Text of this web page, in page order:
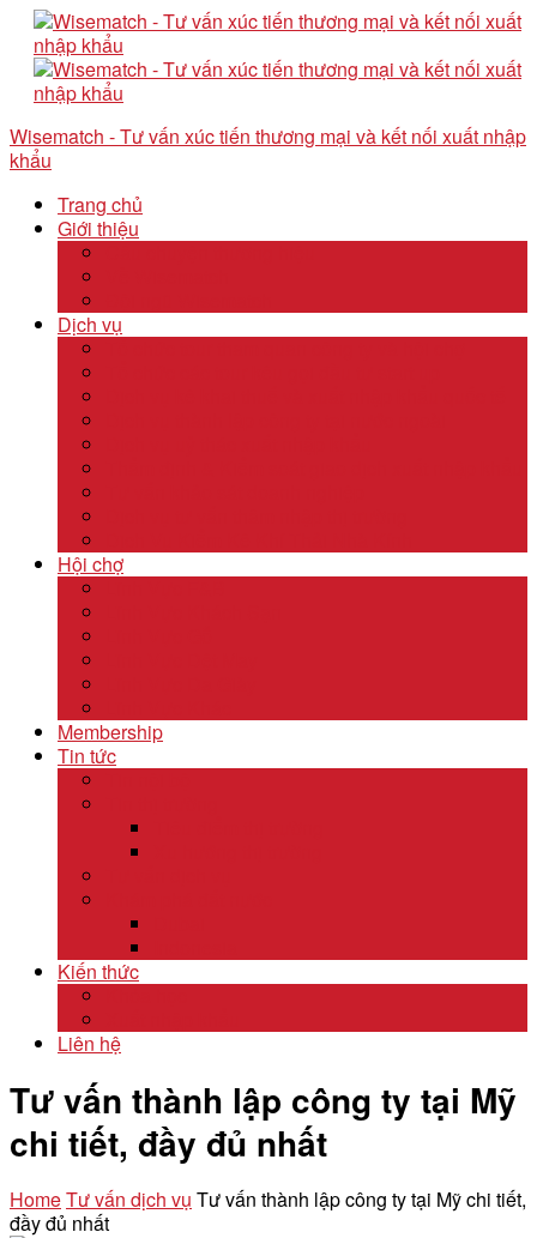
Wisematch - Tư vấn xúc tiến thương mại và kết nối xuất nhập
khẩu
Trang chủ
Giới thiệu
Dịch vụ
Hội chợ
Membership
Tin tức
Kiến thức
Liên hệ
Tư vấn thành lập công ty tại Mỹ
chi tiết, đầy đủ nhất
HomeTư vấn dịch vụ Tư vấn thành lập công ty tại Mỹ chi tiết,
đầy đủ nhất